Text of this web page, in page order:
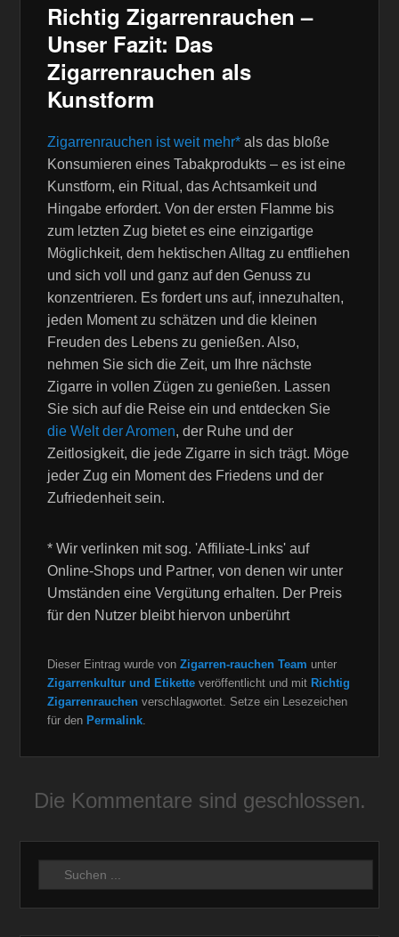
Richtig Zigarrenrauchen –
Unser Fazit: Das
Zigarrenrauchen als
Kunstform
Zigarrenrauchen ist weit mehr als das bloße
Konsumieren eines Tabakprodukts – es ist eine
Kunstform, ein Ritual, das Achtsamkeit und
Hingabe erfordert. Von der ersten Flamme bis
zum letzten Zug bietet es eine einzigartige
Möglichkeit, dem hektischen Alltag zu entfliehen
und sich voll und ganz auf den Genuss zu
konzentrieren. Es fordert uns auf, innezuhalten,
jeden Moment zu schätzen und die kleinen
Freuden des Lebens zu genießen. Also,
nehmen Sie sich die Zeit, um Ihre nächste
Zigarre in vollen Zügen zu genießen. Lassen
Sie sich auf die Reise ein und entdecken Sie
die Welt der Aromen, der Ruhe und der
Zeitlosigkeit, die jede Zigarre in sich trägt. Möge
jeder Zug ein Moment des Friedens und der
Zufriedenheit sein.
* Wir verlinken mit sog. 'Affiliate-Links' auf
Online-Shops und Partner, von denen wir unter
Umständen eine Vergütung erhalten. Der Preis
für den Nutzer bleibt hiervon unberührt
Dieser Eintrag wurde vonZigarren-rauchen Team unter
Zigarrenkultur und Etikette veröffentlicht und mit Richtig
Zigarrenrauchen verschlagwortet. Setze ein Lesezeichen
für den Permalink
Die Kommentare sind geschlossen.
Suchen